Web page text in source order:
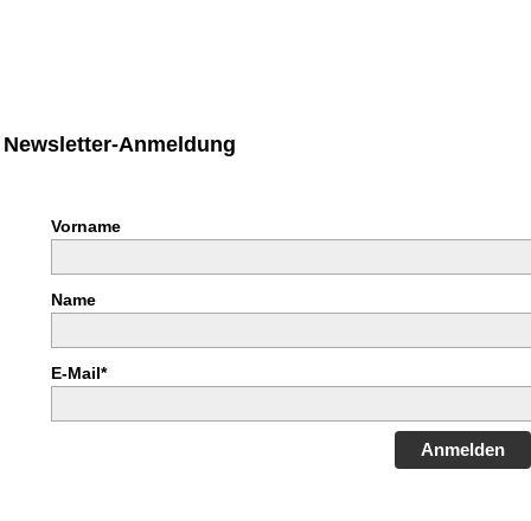
Newsletter-Anmeldung
Vorname
Name
E-Mail*
Anmelden